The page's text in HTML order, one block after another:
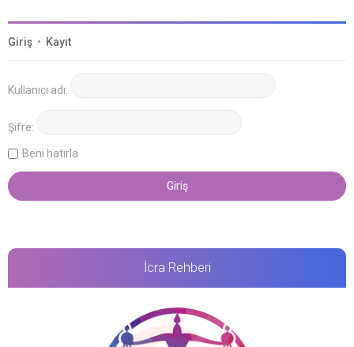
Giriş • Kayıt
Kullanıcı adı:
Şifre:
Beni hatırla
İcra Rehberi